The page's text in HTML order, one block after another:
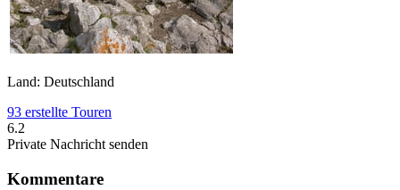
Land: Deutschland
93 erstellte Touren
6.2
Private Nachricht senden
Kommentare